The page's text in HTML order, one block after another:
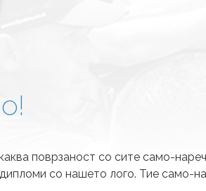
поврзаност со сите само-
со нашето лого. Тие само-